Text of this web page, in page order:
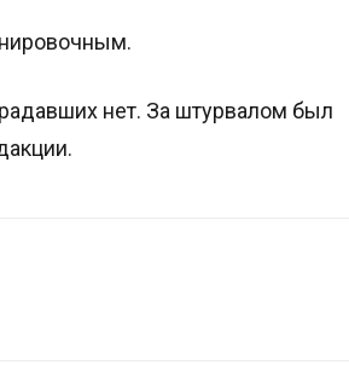
нет. За штурвалом был